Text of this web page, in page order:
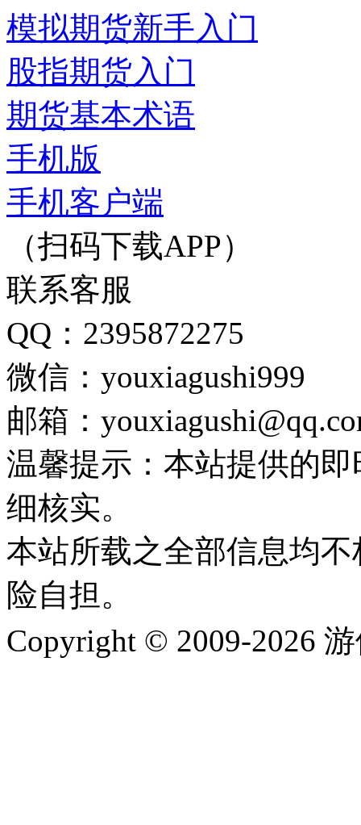
模拟期货新手入门
股指期货入门
期货基本术语
手机版
手机客户端
（扫码下载APP）
联系客服
QQ：2395872275
微信：youxiagushi999
邮箱：
温馨提示：本站提供的
细核实。
本站所载之全部信息均
险自担。
Copyright © 2009-2026